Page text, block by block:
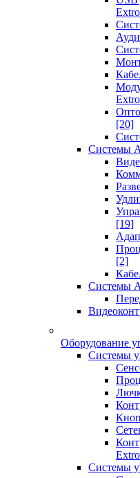
[20]
Системы
[19]
[2]
Системы
Оборудование
Системы
Системы